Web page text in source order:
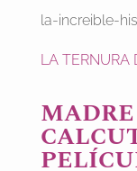
la-increible-
LA TERNURA